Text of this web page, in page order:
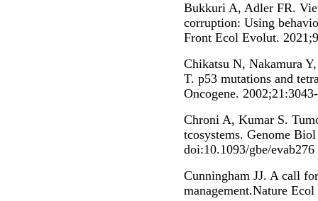
Bukkuri A, Adler FR.
corruption: Using
Front Ecol Evolut.
Chikatsu N, Nakamura
T. p53 mutations and
Oncogene.
Chroni A, Kumar S.
tcosystems. Genome
doi:10.1093/gbe/evab276
Cunningham JJ. A call
management.Nature